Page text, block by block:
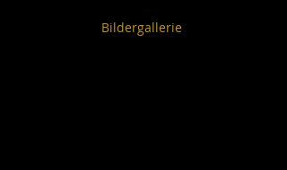
Bildergallerie